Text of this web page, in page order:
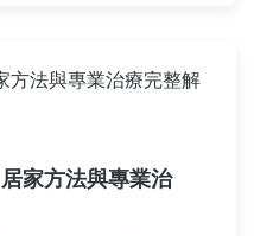
家方法與專業治